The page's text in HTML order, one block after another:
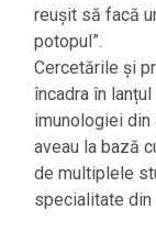
reușit să facă
potopul”.
Cercetările și
încadra în
imunologiei
aveau la bază
de multiplele
specialitate din